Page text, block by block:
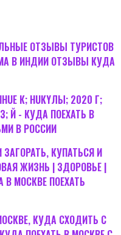
ОТЗЫВЫ ТУРИСТОВ
В ИНДИИ ОТЗЫВЫ КУДА
К; НUКYЛЫ; 2020 Г;
Й - КУДА ПОЕХАТЬ В
В РОССИИ
КУПАТЬСЯ И
ЖИЗНЬ | ЗДОРОВЬЕ |
МОСКВЕ ПОЕХАТЬ
КУДА СХОДИТЬ С